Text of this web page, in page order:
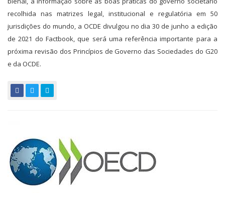
recolhida nas matrizes legal, institucional e regulatória em 50
jurisdições do mundo, a OCDE divulgou no dia 30 de junho a edição
de 2021 do Factbook, que será uma referência importante para a
próxima revisão dos Princípios de Governo das Sociedades do G20
e da OCDE.